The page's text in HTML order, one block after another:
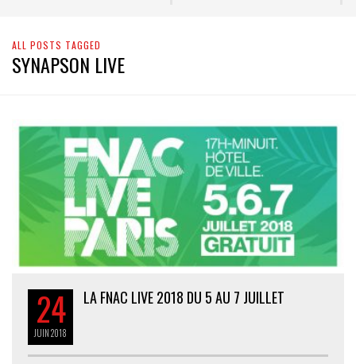
ALL POSTS TAGGED
SYNAPSON LIVE
24
JUIN2018
LA FNAC LIVE 2018 DU 5 AU 7 JUILLET